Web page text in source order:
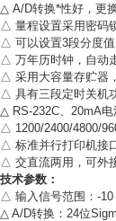
△ A/D转换*性好，更
△ 量程设置采用密码
△ 可以设置3段分度
△ 万年历时钟，自动
△ 采用大容量存贮器
△ 具有三段定时关机
△ RS-232C、20mA
△ 1200/2400/4800/
△ 标准并行打印机接
△ 交直流两用，可外
技术参数：
△ 输入信号范围：-10
△ A/D转换：24位